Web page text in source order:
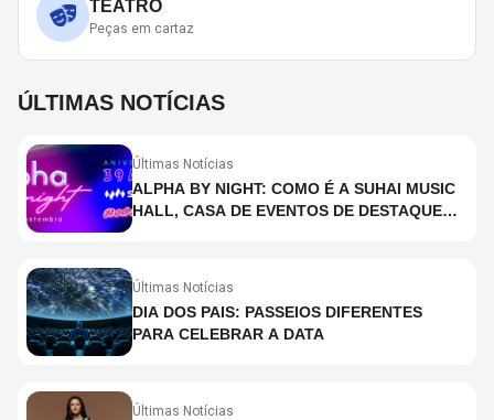
TEATRO
Peças em cartaz
ÚLTIMAS NOTÍCIAS
Últimas Notícias
ALPHA BY NIGHT: COMO É A SUHAI MUSIC
HALL, CASA DE EVENTOS DE DESTAQUE
Últimas Notícias
DIA DOS PAIS: PASSEIOS DIFERENTES
PARA CELEBRAR A DATA
Últimas Notícias